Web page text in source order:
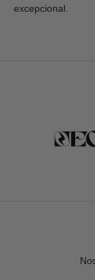
excepcional.